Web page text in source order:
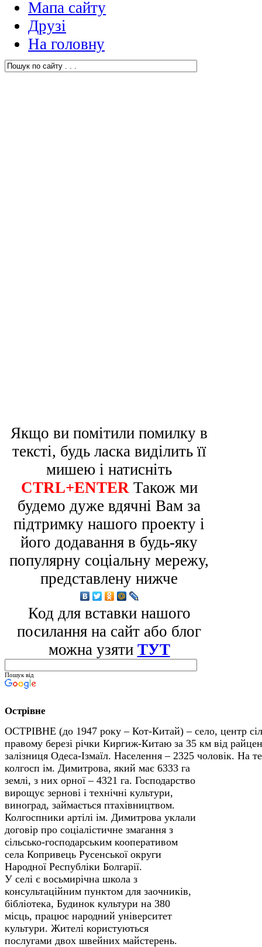
Мапа сайту
Друзі
На головну
Якщо ви помітили помилку в
тексті, будь ласка виділить її
мишею і натисніть
CTRL+ENTER Також ми
будемо дуже вдячні Вам за
підтримку нашого проекту і
його додавання в будь-яку
популярну соціальну мережу,
представлену нижче
Код для вставки нашого
посилання на сайт або блог
можна узяти ТУТ
Пошук від
Острівне
ОСТРІВНЕ (до 1947 року – Кот-Китай) – село, центр
правому березі річки Киргиж-Китаю за 35 км від
залізниця Одеса-Ізмаїл. Населення – 2325 чоловік. На
колгосп ім. Димитрова, який має 6333 га
землі, з них орної – 4321 га. Господарство
вирощує зернові і технічні культури,
виноград, займається птахівництвом.
Колгоспники артілі ім. Димитрова уклали
договір про соціалістичне змагання з
сільсько-господарським кооперативом
села Копривець Русенської округи
Народної Республіки Болгарії.
У селі є восьмирічна школа з
консультаційним пунктом для заочників,
бібліотека, Будинок культури на 380
місць, працює народний університет
культури. Жителі користуються
послугами двох швейних майстерень.